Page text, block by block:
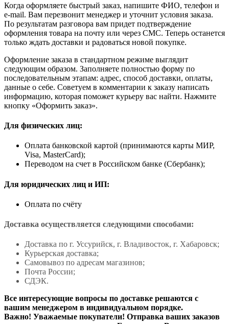
Когда оформляете быстрый заказ, напишите ФИО, телефон и
e-mail. Вам перезвонит менеджер и уточнит условия заказа.
По результатам разговора вам придет подтверждение
оформления товара на почту или через СМС. Теперь останется
только ждать доставки и радоваться новой покупке.
Оформление заказа в стандартном режиме выглядит
следующим образом. Заполняете полностью форму по
последовательным этапам: адрес, способ доставки, оплаты,
данные о себе. Советуем в комментарии к заказу написать
информацию, которая поможет курьеру вас найти. Нажмите
кнопку «Оформить заказ».
Для физических лиц:
Оплата банковской картой (принимаются карты МИР,
Visa, MasterCard);
Переводом на счет в Российском банке (Сбербанк);
Для юридических лиц и ИП:
Оплата по счёту
Доставка осуществляется следующими способами:
Доставка по г. Уссурийск, г. Владивосток, г. Хабаровск;
Курьерская доставка;
Самовывоз по адресам магазинов;
Почта России;
СДЭК.
Все интересующие вопросы по доставке решаются с
вашим менеджером в индивидуальном порядке.
Важно! Уважаемые покупатели! Отправка ваших заказов